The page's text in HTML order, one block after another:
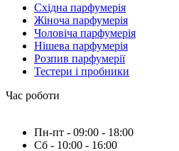
Східна парфумерія
Жіноча парфумерія
Чоловіча парфумерія
Нішева парфумерія
Розпив парфумерії
Тестери і пробники
Час роботи
Пн-пт - 09:00 - 18:00
Сб - 10:00 - 16:00